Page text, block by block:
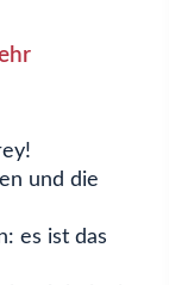
und die
es ist das